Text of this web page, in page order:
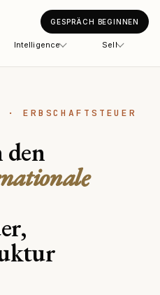
Intelligence Sell
GESPRÄCH BEGINNEN
· ERBSCHAFTSTEUER